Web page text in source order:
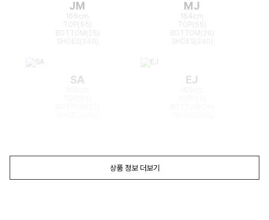
JM
166cm
TOP(55)
BOTTOM(25)
MJ
164cm
TOP(55)
BOTTOM(26)
SA EJ
상품 정보 더보기